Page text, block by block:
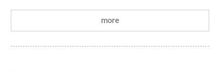
を開催していました
🖊 2月の理学療法士国家試験に向
けて、勉強の真っ只中！授業後も学校に残って、勉強の
毎日です
勉強方法も日々いろいろ試行錯誤して行って
います。勉強というのは主に2つの方法があります。 イ
more